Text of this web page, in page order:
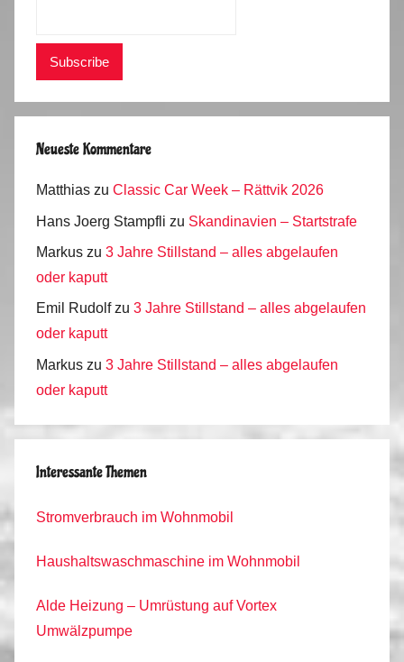
Neueste Kommentare
Matthias zu Classic Car Week – Rättvik 2026
Hans Joerg Stampfli zu Skandinavien – Startstrafe
Markus zu 3 Jahre Stillstand – alles abgelaufen
oder kaputt
Emil Rudolfzu 3 Jahre Stillstand – alles abgelaufen
oder kaputt
Markus zu 3 Jahre Stillstand – alles abgelaufen
oder kaputt
Interessante Themen
Stromverbrauch im Wohnmobil
Haushaltswaschmaschine im Wohnmobil
Alde Heizung – Umrüstung auf Vortex
Umwälzpumpe